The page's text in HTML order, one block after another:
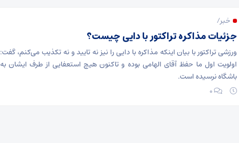
خبر/
جزئیات مذاکره تراکتور با دایی چیست؟
ورزشی تراکتور با بیان اینکه مذاکره با دایی را نیز نه تایید و نه تکذیب می‌کنم، گفت:
اولویت اول ما حفظ آقای الهامی بوده و تاکنون هیچ استعفایی از طرف ایشان به
باشگاه نرسیده است.
۰